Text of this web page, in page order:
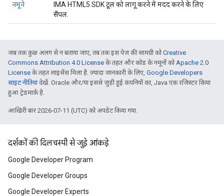
नमूने
IMA HTML5 SDK टूल को लागू करने में मदद करने के लिए
सैंपल.
जब तक कुछ अलग से न बताया जाए, तब तक इस पेज की सामग्री कोCreative
Commons Attribution 4.0 License के तहत और कोड के नमूनों कोApache 2.0
License के तहत लाइसेंस मिला है. ज़्यादा जानकारी के लिए, Google Developers
साइट नीतियांदेखें. Oracle और/या इससे जुड़ी हुई कंपनियों का, Java एक रजिस्टर किया
हुआ ट्रेडमार्क है.
आखिरी बार 2026-07-11 (UTC) को अपडेट किया गया.
दर्शकों की दिलचस्पी से जुड़े आंकड़े
Google Developer Program
Google Developer Groups
Google Developer Experts